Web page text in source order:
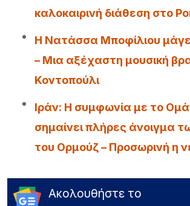
καλοκαιρινή διάθεση στο
Η Νατάσσα Μποφίλιου
– Μια αξέχαστη μουσική
Κοντοπούλι
Iράν: Η συμφωνία με το
σημαίνει πλήρες άνοιγμα
του Ορμούζ – Προσωρινή η
Ακολουθήστε το